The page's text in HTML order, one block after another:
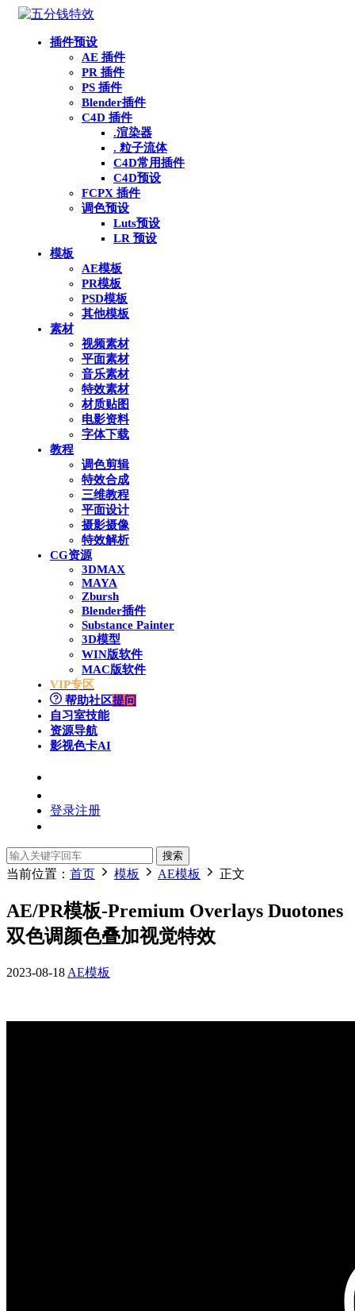
插件预设
AE 插件
PR 插件
PS 插件
Blender插件
C4D 插件
.渲染器
. 粒子流体
C4D常用插件
C4D预设
FCPX 插件
调色预设
Luts预设
LR 预设
模板
AE模板
PR模板
PSD模板
其他模板
素材
视频素材
平面素材
音乐素材
特效素材
材质贴图
电影资料
字体下载
教程
调色剪辑
特效合成
三维教程
平面设计
摄影摄像
特效解析
CG资源
3DMAX
MAYA
Zbursh
Blender插件
Substance Painter
3D模型
WIN版软件
MAC版软件
VIP专区
帮助社区提问
自习室技能
资源导航
影视色卡AI
登录注册
搜索
当前位置： 首页 模板 AE模板 正文
AE/PR模板-Premium Overlays Duotones
双色调颜色叠加视觉特效
2023-08-18 AE模板